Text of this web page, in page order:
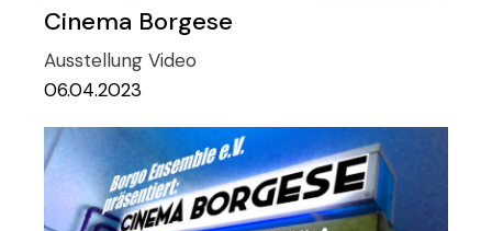
Cinema Borgese
AusstellungVideo
06.04.2023